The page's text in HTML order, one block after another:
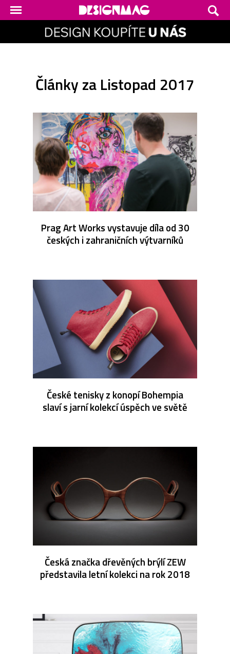
Články za Listopad 2017
Prag Art Works vystavuje díla od 30
českých i zahraničních výtvarníků
České tenisky z konopí Bohempia
slaví s jarní kolekcí úspěch ve světě
Česká značka dřevěných brýlí ZEW
představila letní kolekci na rok 2018